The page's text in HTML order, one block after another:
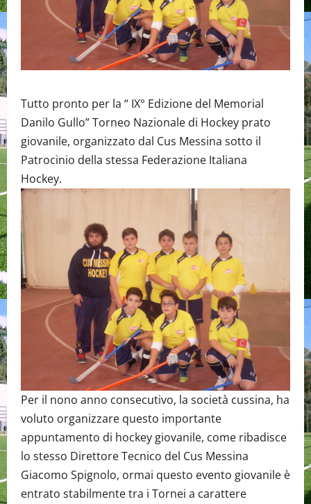
Tutto pronto per la “ IX° Edizione del Memorial
Danilo Gullo” Torneo Nazionale di Hockey prato
giovanile, organizzato dal Cus Messina sotto il
Patrocinio della stessa Federazione Italiana
Hockey.
Per il nono anno consecutivo, la società cussina, ha
voluto organizzare questo importante
appuntamento di hockey giovanile, come ribadisce
lo stesso Direttore Tecnico del Cus Messina
Giacomo Spignolo, ormai questo evento giovanile è
entrato stabilmente tra i Tornei a carattere